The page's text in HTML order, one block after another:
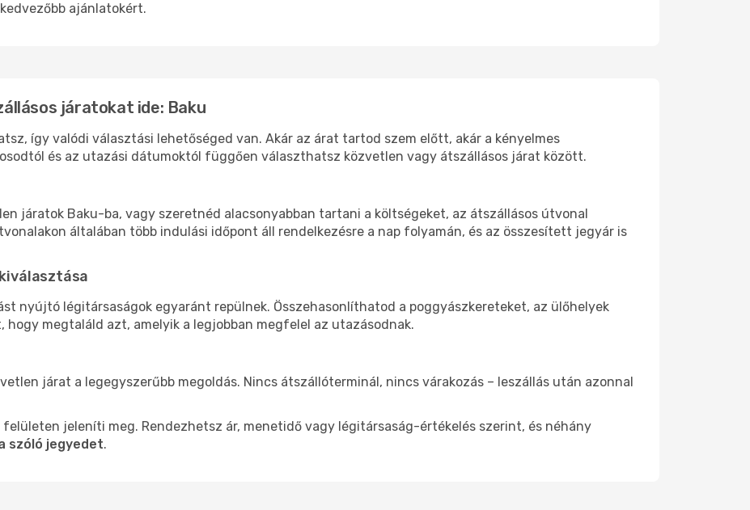
ajánlatokért.
járatokat ide: Baku
így valódi választási lehetőséged van. Akár az árat tartod szem előtt, akár a kényelmes
és az utazási dátumoktól függően választhatsz közvetlen vagy átszállásos járat között.
járatok Baku-ba, vagy szeretnéd alacsonyabban tartani a költségeket, az átszállásos útvonal
általában több indulási időpont áll rendelkezésre a nap folyamán, és az összesített jegyár is
nyújtó légitársaságok egyaránt repülnek. Összehasonlíthatod a poggyászkereteket, az ülőhelyek
megtaláld azt, amelyik a legjobban megfelel az utazásodnak.
járat a legegyszerűbb megoldás. Nincs átszállóterminál, nincs várakozás – leszállás után azonnal
jeleníti meg. Rendezhetsz ár, menetidő vagy légitársaság-értékelés szerint, és néhány
szóló jegyedet.